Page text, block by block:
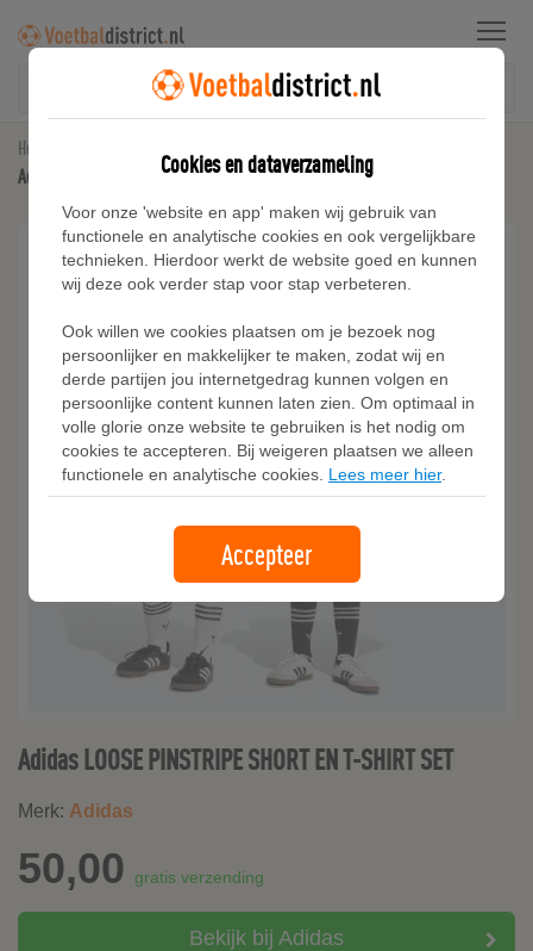
Menu
Home
Adidas LOOSE PINSTRIPE SHORT EN T-SHIRT SET
Adidas LOOSE PINSTRIPE SHORT EN T-SHIRT SET
Merk: Adidas
50,00 gratis verzending
Bekijk bij Adidas
Cookies en dataverzameling
Voor onze 'website en app' maken wij gebruik van
functionele en analytische cookies en ook vergelijkbare
technieken. Hierdoor werkt de website goed en kunnen
wij deze ook verder stap voor stap verbeteren.
Ook willen we cookies plaatsen om je bezoek nog
persoonlijker en makkelijker te maken, zodat wij en
derde partijen jou internetgedrag kunnen volgen en
persoonlijke content kunnen laten zien. Om optimaal in
volle glorie onze website te gebruiken is het nodig om
cookies te accepteren. Bij weigeren plaatsen we alleen
functionele en analytische cookies. Lees meer hier.
Accepteer